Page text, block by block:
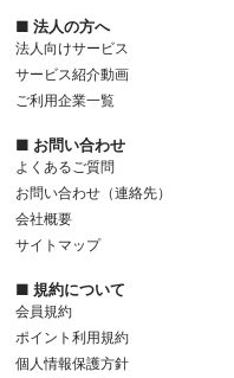
■ 法人の方へ
法人向けサービス
サービス紹介動画
ご利用企業一覧
■ お問い合わせ
よくあるご質問
お問い合わせ（連絡先）
会社概要
サイトマップ
■ 規約について
会員規約
ポイント利用規約
個人情報保護方針